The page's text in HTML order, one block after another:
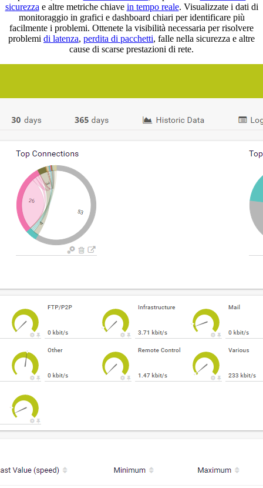
sicurezza e altre metriche chiave in tempo reale. Visualizzate i dati di
monitoraggio in grafici e dashboard chiari per identificare più
facilmente i problemi. Ottenete la visibilità necessaria per risolvere
problemi di latenza, perdita di pacchetti, falle nella sicurezza e altre
cause di scarse prestazioni di rete.